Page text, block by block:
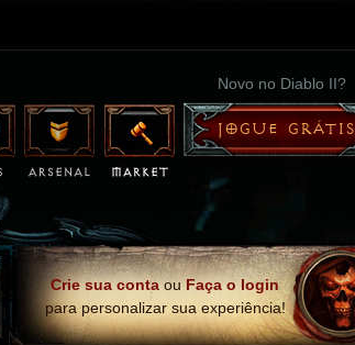
Novo no Diablo II?
JOGUE GRÁTIS
Crie sua contaou Faça o login
para personalizar sua experiência!